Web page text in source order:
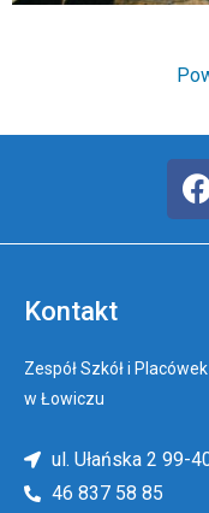
Kontakt
Zespół Szkół i
w Łowiczu
ul. Ułańska 2 99-
46 837 58 85